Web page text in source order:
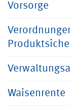
Vorsorge
Waisenrente